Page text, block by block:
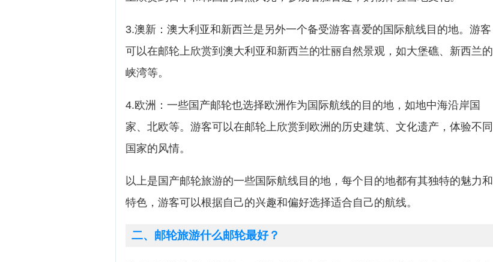
3.澳新：澳大利亚和新西兰是另外一个备受游客喜爱的国际航线目的地。游客
可以在邮轮上欣赏到澳大利亚和新西兰的壮丽自然景观，如大堡礁、新西兰的
峡湾等。
4.欧洲：一些国产邮轮也选择欧洲作为国际航线的目的地，如地中海沿岸国
家、北欧等。游客可以在邮轮上欣赏到欧洲的历史建筑、文化遗产，体验不同
国家的风情。
以上是国产邮轮旅游的一些国际航线目的地，每个目的地都有其独特的魅力和
特色，游客可以根据自己的兴趣和偏好选择适合自己的航线。
二、邮轮旅游什么邮轮最好？